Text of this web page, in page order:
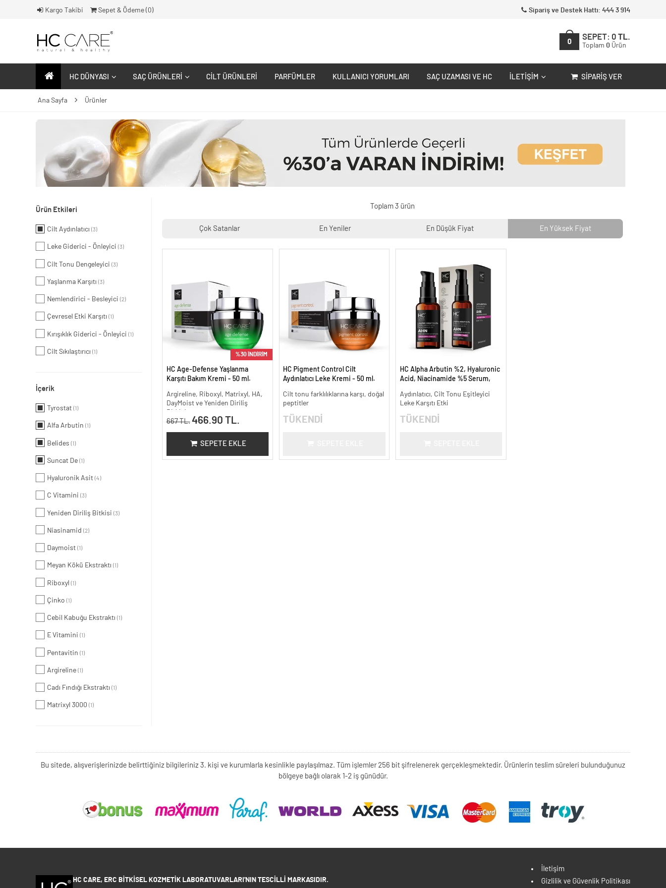
Kargo Takibi Sepet & Ödeme ( 0) Sipariş ve Destek Hattı: 444 3 914
0
SEPET: 0 TL.
Toplam 0 Ürün
HC DÜNYASI SAÇ ÜRÜNLERI CILT ÜRÜNLERI PARFÜMLER KULLANICI YORUMLARI SAÇ UZAMASI VE HC İLETIŞIM SIPARIŞ VER
Ana Sayfa Ürünler
Ürün Etkileri
Cilt Aydınlatıcı (3)
Leke Giderici - Önleyici (3)
Cilt Tonu Dengeleyici (3)
Yaşlanma Karşıtı (3)
Nemlendirici - Besleyici (2)
Çevresel Etki Karşıtı (1)
Kırışıklık Giderici - Önleyici (1)
Cilt Sıkılaştırıcı (1)
İçerik
Tyrostat (1)
Alfa Arbutin (1)
Belides (1)
Suncat De (1)
Hyaluronik Asit (4)
C Vitamini (3)
Yeniden Diriliş Bitkisi (3)
Niasinamid (2)
Daymoist (1)
Meyan Kökü Ekstraktı (1)
Riboxyl (1)
Çinko (1)
Cebil Kabuğu Ekstraktı (1)
E Vitamini (1)
Pentavitin (1)
Argireline (1)
Cadı Fındığı Ekstraktı (1)
Matrixyl 3000 (1)
Toplam 3 ürün
Çok Satanlar En Yeniler En Düşük Fiyat En Yüksek Fiyat
%30 İNDİRİM
HC Age-Defense Yaşlanma
Karşıtı Bakım Kremi - 50 ml.
Argireline, Riboxyl, Matrixyl, HA,
DayMoist ve Yeniden Diriliş
667 TL. 466.90 TL.
SEPETE EKLE
HC Pigment Control Cilt
Aydınlatıcı Leke Kremi - 50 ml.
Cilt tonu farklılıklarına karşı, doğal
peptitler
TÜKENDİ
HC Alpha Arbutin %2, Hyaluronic
Acid, Niacinamide %5 Serum,
Aydınlatıcı, Cilt Tonu Eşitleyici
Leke Karşıtı Etki
TÜKENDİ
Bu sitede, alışverişlerinizde belirttiğiniz bilgileriniz 3. kişi ve kurumlarla kesinlikle paylaşılmaz. Tüm işlemler 256 bit şifrelenerek gerçekleşmektedir. Ürünlerin teslim süreleri bulunduğunuz
bölgeye bağlı olarak 1-2 iş günüdür.
HC CARE, ERC BITKISEL KOZMETIK LABORATUVARLARI'NIN TESCILLI MARKASIDIR.
İletişim
Gizlilik ve Güvenlik Politikası